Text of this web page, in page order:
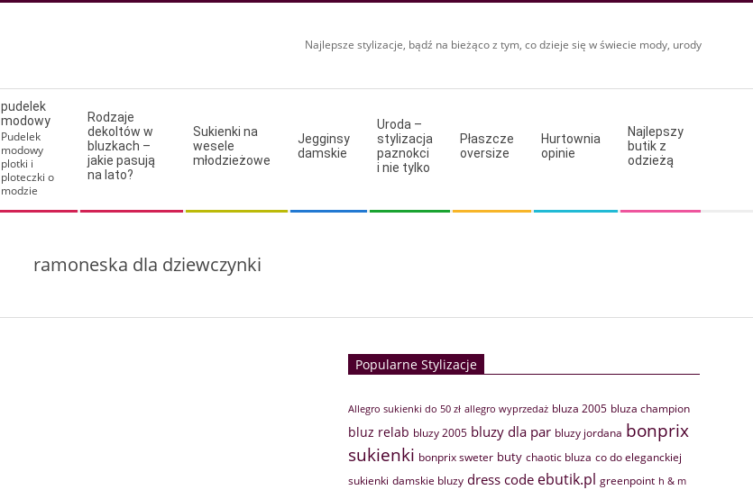
Najlepsze stylizacje, bądź na bieżąco z tym, co dzieje się w świecie mody, urody
pudelek
modowy
Pudelek
modowy
plotki i
ploteczki o
modzie
Rodzaje
dekoltów w
bluzkach –
jakie pasują
na lato?
Sukienki na
wesele
młodzieżowe
Jegginsy
damskie
Uroda –
stylizacja
paznokci
i nie tylko
Płaszcze
oversize
Hurtownia
opinie
Najlepszy
butik z
odzieżą
ramoneska dla dziewczynki
Popularne Stylizacje
Allegro sukienki do 50 zł allegro wyprzedaż bluza 2005 bluza champion
bluz relab bluzy 2005 bluzy dla par bluzy jordana bonprix
sukienki bonprix sweter buty chaotic bluza co do eleganckiej
sukienki damskie bluzy dress code ebutik.pl greenpoint h & m